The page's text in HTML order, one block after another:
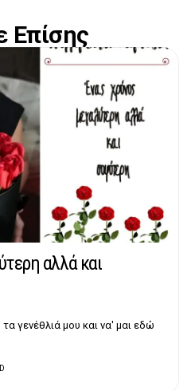
Επίσης
αλλά και
γενέθλιά μου και να' μαι εδώ